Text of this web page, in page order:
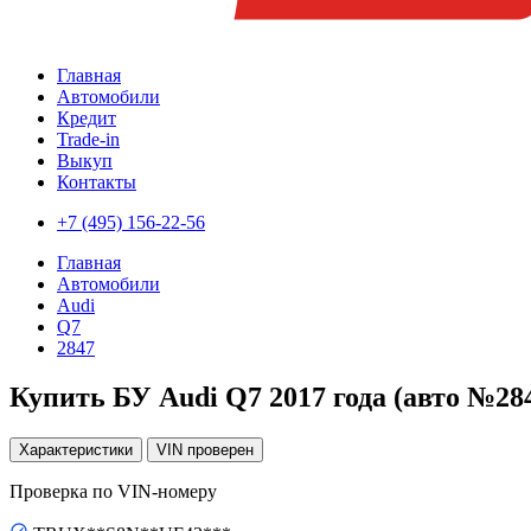
Главная
Автомобили
Кредит
Trade-in
Выкуп
Контакты
+7 (495) 156-22-56
Главная
Автомобили
Audi
Q7
2847
Купить БУ Audi Q7 2017 года (авто
Характеристики VIN проверен
Проверка по VIN-номеру